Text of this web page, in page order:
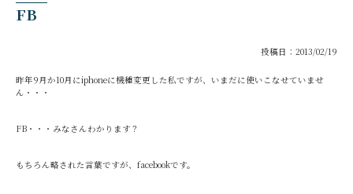
FB
投稿日：2013/02/19
昨年9月か10月にiphoneに機種変更した私ですが、いまだに使いこなせていませ
ん・・・
FB・・・みなさんわかります？
もちろん略された言葉ですが、facebookです。